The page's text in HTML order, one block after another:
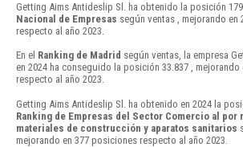
Getting Aims Antideslip Sl. ha obtenido la posición
Nacional de Empresas según ventas , mejorando en
respecto al año 2023.
En el Ranking de Madrid según ventas, la empresa
en 2024 ha conseguido la posición 33.837 ,
respecto al año 2023.
Getting Aims Antideslip Sl. ha obtenido en 2024 la
Ranking de Empresas del Sector Comercio al por
materiales de construcción y aparatos sanitarios
mejorando en 377 posiciones respecto al año 2023.